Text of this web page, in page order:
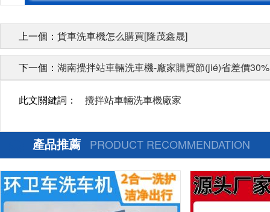
上一個： 貨車洗車機怎么購買[隆茂鑫晟]
下一個： 湖南攪拌站車輛洗車機-廠家購買節(jié)省差價
此文關鍵詞： 攪拌站車輛洗車機廠家
產品推薦 PRODUCT RECOMMENDATION